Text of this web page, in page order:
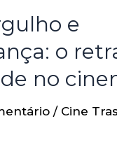
e
o
no
/ Cine